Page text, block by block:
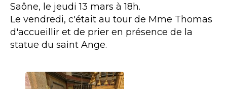
Saône, le jeudi 13 mars à 18h.
Le vendredi, c'était au tour de Mme Thomas
d'accueillir et de prier en présence de la
statue du saint Ange.